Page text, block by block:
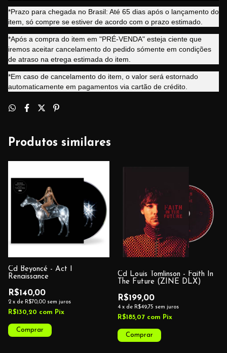
*Prazo para chegada no Brasil: Até 65 dias após o lançamento do
item, só compre se estiver de acordo com o prazo estimado.
*Após a compra do item em "PRÉ-VENDA" esteja ciente que
iremos aceitar cancelamento do pedido sómente em condições
de atraso na etrega estimada do item.
*Em caso de cancelamento do item, o valor será estornado
automaticamente em pagamentos via cartão de crédito.
Produtos similares
Cd Beyoncé - Act I
Renaissance
R$140,00
2 x de R$70,00 sem juros
R$130,20 com Pix
Cd Louis Tomlinson - Faith In
The Future (ZINE DLX)
R$199,00
4 x de R$49,75 sem juros
R$185,07 com Pix